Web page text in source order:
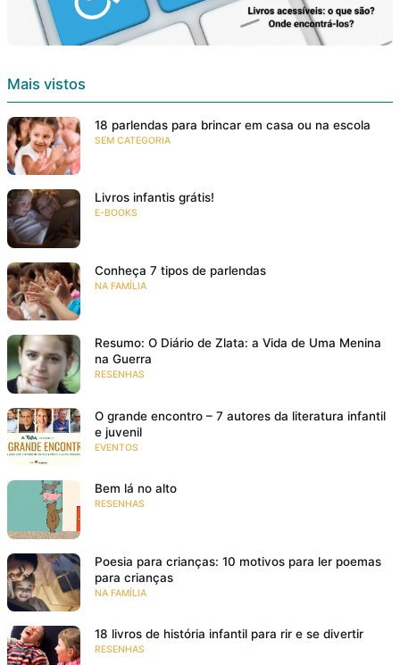
Mais vistos
18 parlendas para brincar em casa ou na escola
SEM CATEGORIA
Livros infantis grátis!
E-BOOKS
Conheça 7 tipos de parlendas
NA FAMÍLIA
Resumo: O Diário de Zlata: a Vida de Uma Menina
na Guerra
RESENHAS
O grande encontro – 7 autores da literatura infantil
e juvenil
EVENTOS
Bem lá no alto
RESENHAS
Poesia para crianças: 10 motivos para ler poemas
para crianças
NA FAMÍLIA
18 livros de história infantil para rir e se divertir
RESENHAS